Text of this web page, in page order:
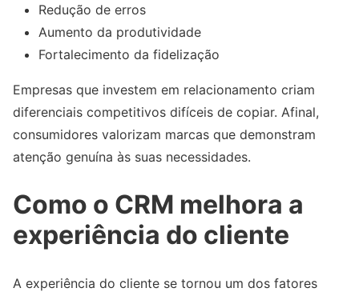
Redução de erros
Aumento da produtividade
Fortalecimento da fidelização
Empresas que investem em relacionamento criam
diferenciais competitivos difíceis de copiar. Afinal,
consumidores valorizam marcas que demonstram
atenção genuína às suas necessidades.
Como o CRM melhora a
experiência do cliente
A experiência do cliente se tornou um dos fatores